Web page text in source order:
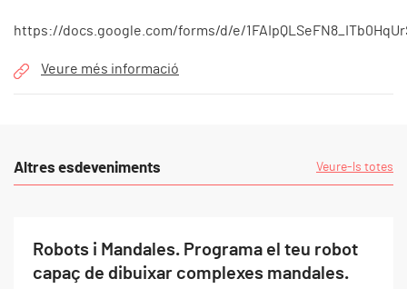
https://docs.google.com/forms/d/e/
Veure més informació
Altres esdeveniments Veure-ls totes
Robots i Mandales. Programa el teu robot
capaç de dibuixar complexes mandales.